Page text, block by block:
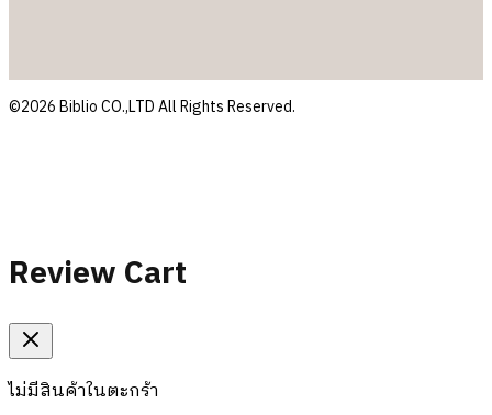
©2026 Biblio CO.,LTD All Rights Reserved.
Review Cart
ไม่มีสินค้าในตะกร้า